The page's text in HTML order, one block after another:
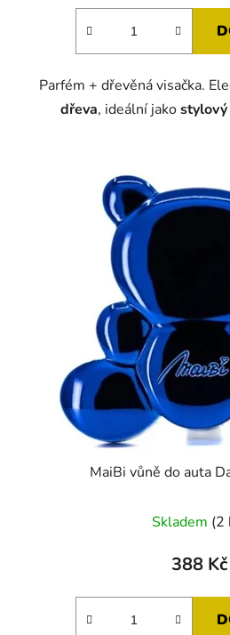
5,0
Parfém + dřevěná visačka.
dřeva, ideální jakostylový
MaiBi vůně do auta
5,0
Skladem (2
388 Kč